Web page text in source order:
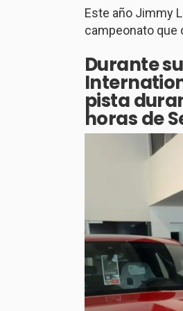
Este año Jimmy
campeonato que
Durante
pista
horas de